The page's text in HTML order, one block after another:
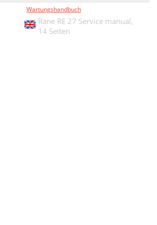
Wartungshandbuch
Rane RE 27 Service manual,
14 Seiten